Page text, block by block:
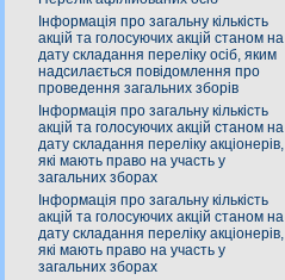
Інформація про загальну кількість
акцій та голосуючих акцій станом на
дату складання переліку осіб, яким
надсилається повідомлення про
проведення загальних зборів
Інформація про загальну кількість
акцій та голосуючих акцій станом на
дату складання переліку акціонерів,
які мають право на участь у
загальних зборах
Інформація про загальну кількість
акцій та голосуючих акцій станом на
дату складання переліку акціонерів,
які мають право на участь у
загальних зборах